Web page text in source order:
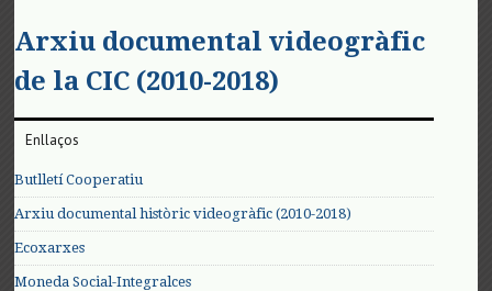
Arxiu documental videogràfic
de la CIC (2010-2018)
Enllaços
Butlletí Cooperatiu
Arxiu documental històric videogràfic (2010-2018)
Ecoxarxes
Moneda Social-Integralces